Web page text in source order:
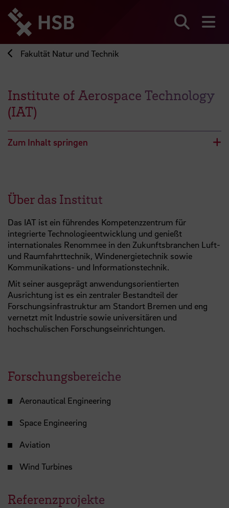
zum
Seiteninhalt
springen
Fakultät Natur und Technik
Institute of Aerospace Technology
(IAT)
Zum Inhalt springen
Über das Institut
Das IAT ist ein führendes Kompetenzzentrum für
integrierte Technologieentwicklung und genießt
internationales Renommee in den Zukunftsbranchen Luft-
und Raumfahrttechnik, Windenergietechnik sowie
Kommunikations- und Informationstechnik.
Mit seiner ausgeprägt anwendungsorientierten
Ausrichtung ist es ein zentraler Bestandteil der
Forschungsinfrastruktur am Standort Bremen und eng
vernetzt mit Industrie sowie universitären und
hochschulischen Forschungseinrichtungen.
Forschungsbereiche
Aeronautical Engineering
Space Engineering
Aviation
Wind Turbines
Referenzprojekte